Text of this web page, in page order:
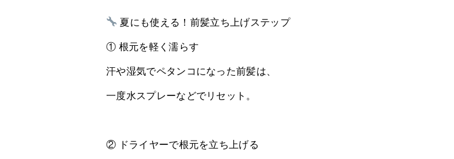
夏にも使える！前髪立ち上げステップ
① 根元を軽く濡らす
汗や湿気でペタンコになった前髪は、
一度水スプレーなどでリセット。
② ドライヤーで根元を立ち上げる